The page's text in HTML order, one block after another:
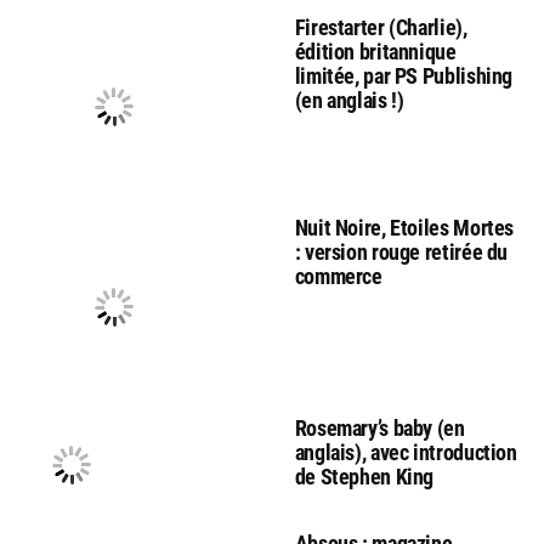
Firestarter (Charlie),
édition britannique
limitée, par PS Publishing
(en anglais !)
Nuit Noire, Etoiles Mortes
: version rouge retirée du
commerce
Rosemary’s baby (en
anglais), avec introduction
de Stephen King